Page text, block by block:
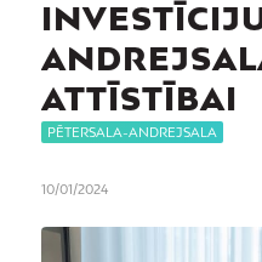
ATTĪSTĪBAI
PĒTERSALA-ANDREJSALA
10/01/2024